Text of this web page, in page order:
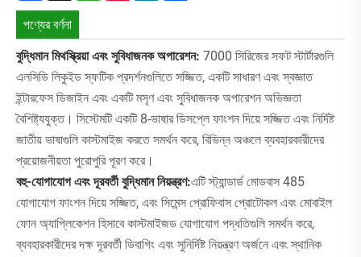
পণ্যের বর্ণনা
বুদ্ধিমান মিথস্ক্রিয়া এবং সুবিধাজনক অপারেশন: 7000 সিরিজের সফট স্টার্টারগুলি
এলসিডি লিকুইড স্ফটিক প্রদর্শনগুলিতে সজ্জিত, একটি সাধারণ এবং স্বজ্ঞাত
ইন্টারফেস ডিজাইন এবং একটি মসৃণ এবং সুবিধাজনক অপারেশন অভিজ্ঞতা
বৈশিষ্ট্যযুক্ত। সিস্টেমটি একটি 8-ভাষার ডিসপ্লে ফাংশন দিয়ে সজ্জিত এবং নির্দিষ্ট
জাতীয় ভাষাগুলি কাস্টমাইজ করতে সমর্থন করে, বিভিন্ন অঞ্চলে ব্যবহারকারীদের
প্রয়োজনীয়তা পুরোপুরি পূরণ করে।
বহু-যোগাযোগ এবং দূরবর্তী বুদ্ধিমান নিয়ন্ত্রণ:এটি স্ট্যান্ডার্ড মোডবাস 485
যোগাযোগ ফাংশন দিয়ে সজ্জিত, এবং সিমেন্স প্রোফিবাস প্রোটোকল এবং মোবাইল
ফোন অ্যাপ্লিকেশন হিসাবে কাস্টমাইজড যোগাযোগ পদ্ধতিগুলি সমর্থন করে,
ব্যবহারকারীদের দক্ষ দূরবর্তী ডিবাগিং এবং সুনির্দিষ্ট নিয়ন্ত্রণ অর্জনে এবং স্থানিক